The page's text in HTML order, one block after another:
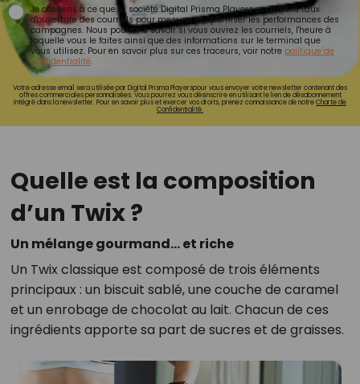
Je consens à ce que la société Digital Prisma Players analyse le taux
d'ouverture des courriels pour mesurer et optimiser les performances des
campagnes. Nous pourrons savoir si vous ouvrez les courriels, l'heure à
laquelle vous le faites ainsi que des informations sur le terminal que
vous utilisez. Pour en savoir plus sur ces traceurs, voir notre politique de
confidentialité.
Votre adresse email sera utilisée par Digital Prisma Playerspour vous envoyer votre newsletter contenant des
offres commerciales personnalisées. Vous pourrez vous désinscrire en utilisant le lien de désabonnement
intégré dans la newsletter. Pour en savoir plus et exercer vos droits, prenez connaissance de notreCharte de
Confidentialité.
Quelle est la composition
d’un Twix ?
Un mélange gourmand… et riche
Un Twix classique est composé de trois éléments
principaux : un biscuit sablé, une couche de caramel
et un enrobage de chocolat au lait. Chacun de ces
ingrédients apporte sa part de sucres et de graisses.